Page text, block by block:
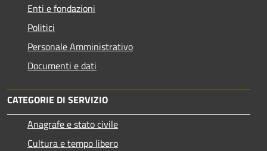
Enti e fondazioni
Politici
Personale Amministrativo
Documenti e dati
CATEGORIE DI SERVIZIO
Anagrafe e stato civile
Cultura e tempo libero